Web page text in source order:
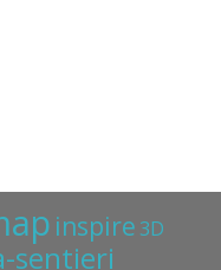
inspire 3D
sentieri